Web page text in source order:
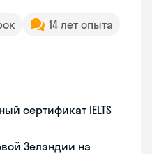
14 лет опыта
сертификат IELTS
Зеландии на